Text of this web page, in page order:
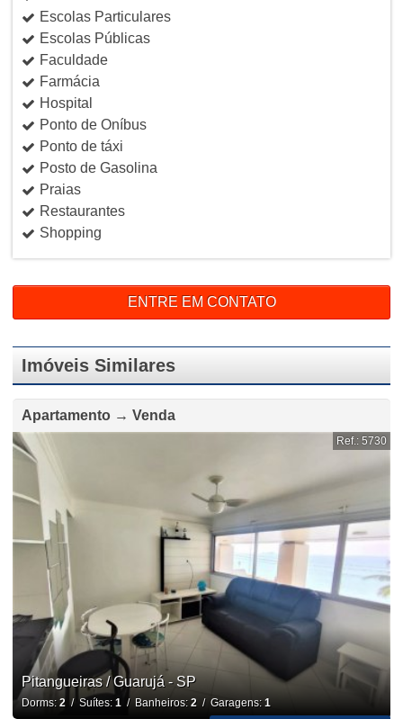
Escolas Particulares
Escolas Públicas
Faculdade
Farmácia
Hospital
Ponto de Oníbus
Ponto de táxi
Posto de Gasolina
Praias
Restaurantes
Shopping
ENTRE EM CONTATO
Imóveis Similares
Apartamento → Venda
Ref.: 5730
Pitangueiras / Guarujá - SP
Dorms: 2/ Suítes: 1/ Banheiros: 2/ Garagens: 1